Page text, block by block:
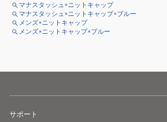
マナスタッシュ×ニットキャップ
マナスタッシュ×ニットキャップ×ブルー
メンズ×ニットキャップ
メンズ×ニットキャップ×ブルー
サポート